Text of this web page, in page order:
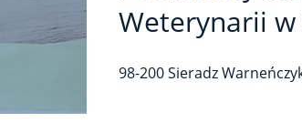
Weterynarii w
98-200Sieradz